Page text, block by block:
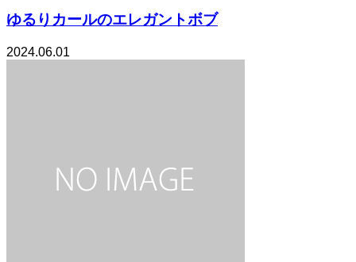
ゆるりカールのエレガントボブ
2024.06.01